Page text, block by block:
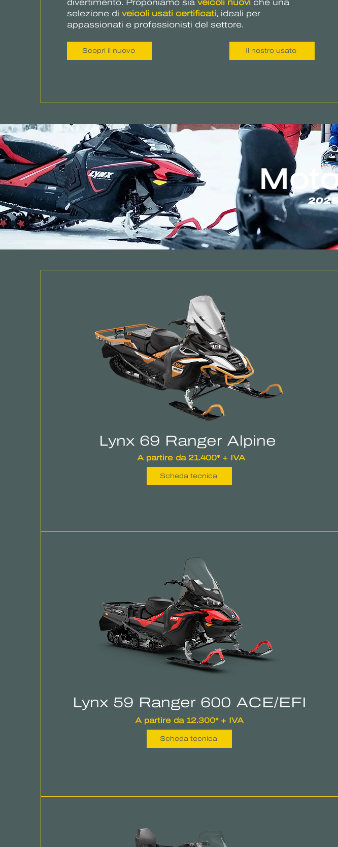
divertimento. Proponiamo sia veicoli nuovi che una
selezione diveicoli usati certificati, ideali per
appassionati e professionisti del settore.
Scopri il nuovo Il nostro usato
Lynx 69 Ranger Alpine
A partire da 21.400* + IVA
Scheda tecnica
Lynx 59 Ranger 600 ACE/EFI
A partire da 12.300* + IVA
Scheda tecnica